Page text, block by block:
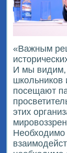
«Важным
И мы видим,
школьников
посещают
этих
Необходимо